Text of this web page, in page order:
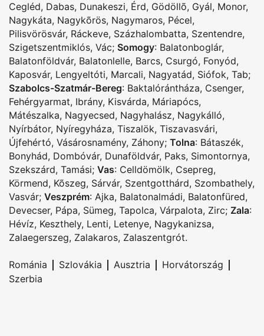
Cegléd, Dabas, Dunakeszi, Érd, Gödöllõ, Gyál, Monor,
Nagykáta, Nagykõrös, Nagymaros, Pécel,
Pilisvörösvár, Ráckeve, Százhalombatta, Szentendre,
Szigetszentmiklós, Vác; Somogy: Balatonboglár,
Balatonföldvár, Balatonlelle, Barcs, Csurgó, Fonyód,
Kaposvár, Lengyeltóti, Marcali, Nagyatád, Siófok, Tab;
Szabolcs-Szatmár-Bereg: Baktalórántháza, Csenger,
Fehérgyarmat, Ibrány, Kisvárda, Máriapócs,
Mátészalka, Nagyecsed, Nagyhalász, Nagykálló,
Nyírbátor, Nyíregyháza, Tiszalök, Tiszavasvári,
Újfehértó, Vásárosnamény, Záhony; Tolna: Bátaszék,
Bonyhád, Dombóvár, Dunaföldvár, Paks, Simontornya,
Szekszárd, Tamási; Vas: Celldömölk, Csepreg,
Körmend, Kõszeg, Sárvár, Szentgotthárd, Szombathely,
Vasvár; Veszprém: Ajka, Balatonalmádi, Balatonfüred,
Devecser, Pápa, Sümeg, Tapolca, Várpalota, Zirc; Zala:
Hévíz, Keszthely, Lenti, Letenye, Nagykanizsa,
Zalaegerszeg, Zalakaros, Zalaszentgrót.
Románia | Szlovákia | Ausztria | Horvátország |
Szerbia